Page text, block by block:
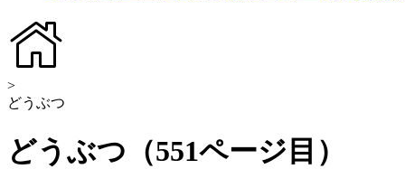
>
どうぶつ
どうぶつ（551ページ目）